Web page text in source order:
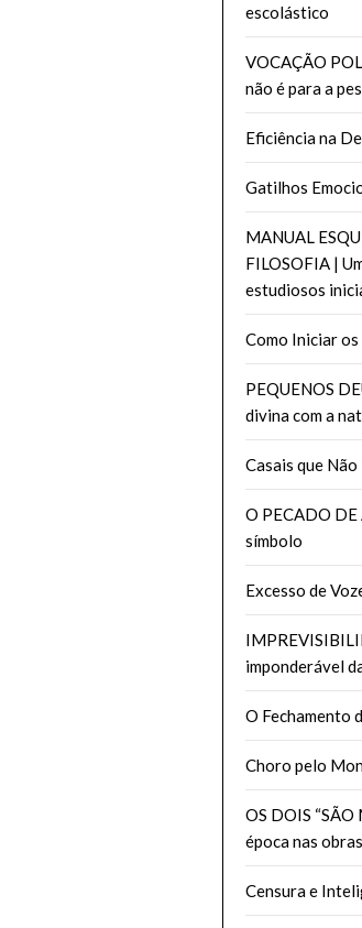
escolástico
VOCAÇÃO
não é para a
Eficiência na
Gatilhos
MANUAL
FILOSOFIA |
estudiosos
Como Iniciar
PEQUENOS
divina com a
Casais que
O PECADO
símbolo
Excesso de
imponderável
O Fechamento
Choro pelo
OS DOIS
época nas
Censura e